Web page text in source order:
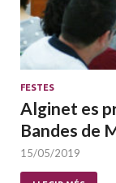
FESTES
Alginet es
Bandes de
15/05/2019